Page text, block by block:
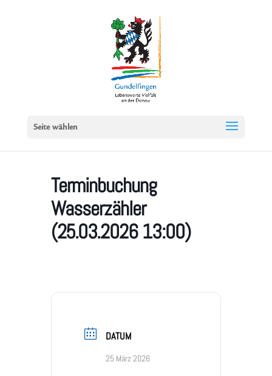
Seite wählen
Terminbuchung
Wasserzähler
(25.03.2026 13:00)
DATUM
25 März 2026